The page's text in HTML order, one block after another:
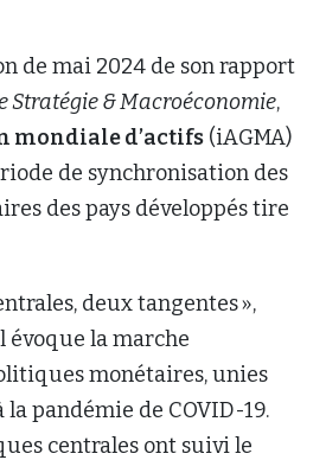
de mai 2024 de son rapport
Stratégie & Macroéconomie,
mondiale d’actifs (iAGMA)
de synchronisation des
des pays développés tire
deux tangentes »,
la marche
monétaires, unies
la pandémie de COVID-19.
centrales ont suivi le